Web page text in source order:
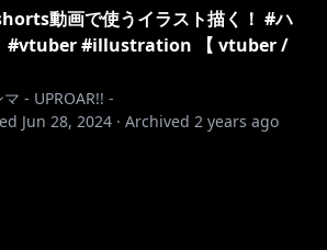
動画で使うイラスト描く！ #ハ
#vtuber #illustration 【 vtuber /
- UPROAR!! -
Jun 28, 2024 · Archived 2 years ago